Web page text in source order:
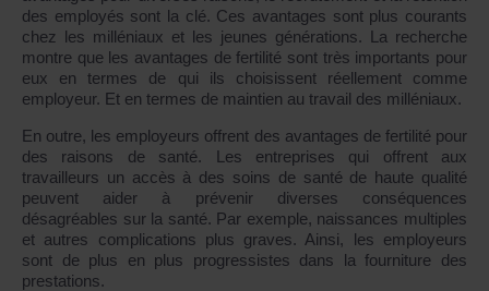
des employés sont la clé. Ces avantages sont plus courants
chez les milléniaux et les jeunes générations. La recherche
montre que les avantages de fertilité sont très importants pour
eux en termes de qui ils choisissent réellement comme
employeur. Et en termes de maintien au travail des milléniaux.
En outre, les employeurs offrent des avantages de fertilité pour
des raisons de santé. Les entreprises qui offrent aux
travailleurs un accès à des soins de santé de haute qualité
peuvent aider à prévenir diverses conséquences
désagréables sur la santé. Par exemple, naissances multiples
et autres complications plus graves. Ainsi, les employeurs
sont de plus en plus progressistes dans la fourniture des
prestations.